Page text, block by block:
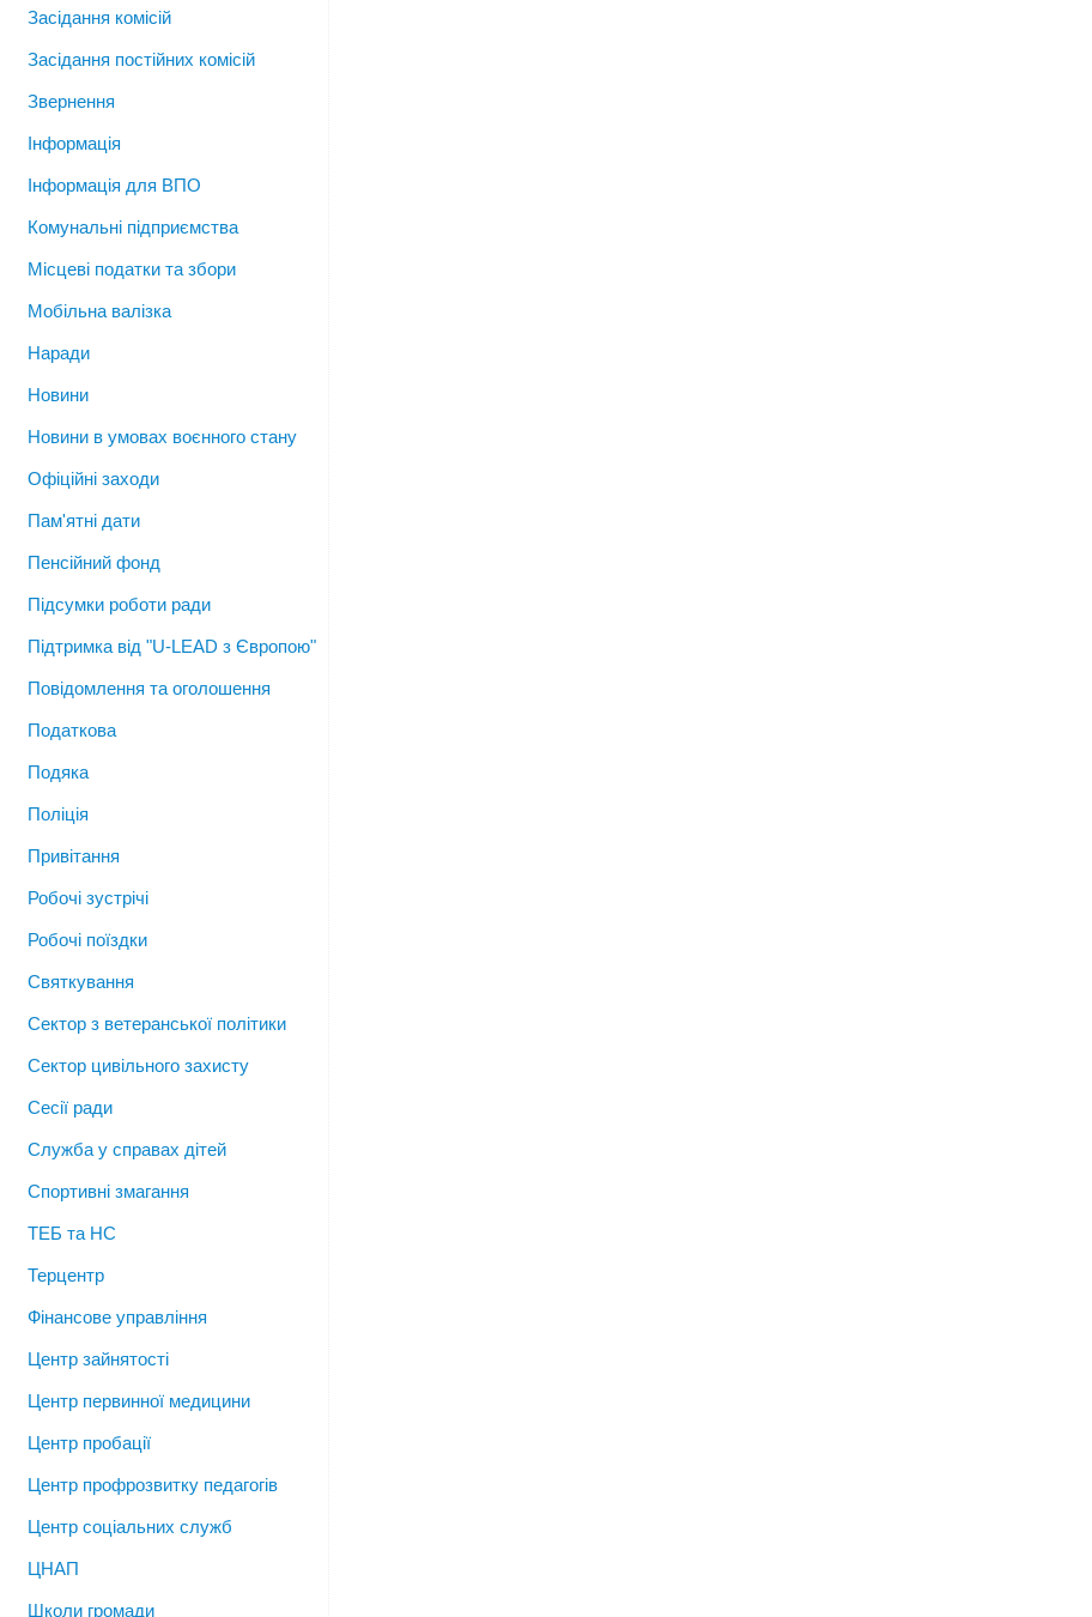
Засідання комісій
Засідання постійних комісій
Звернення
Інформація
Інформація для ВПО
Комунальні підприємства
Місцеві податки та збори
Мобільна валізка
Наради
Новини
Новини в умовах воєнного стану
Офіційні заходи
Пам'ятні дати
Пенсійний фонд
Підсумки роботи ради
Підтримка від "U-LEAD з Європою"
Повідомлення та оголошення
Податкова
Подяка
Поліція
Привітання
Робочі зустрічі
Робочі поїздки
Святкування
Сектор з ветеранської політики
Сектор цивільного захисту
Сесії ради
Служба у справах дітей
Спортивні змагання
ТЕБ та НС
Терцентр
Фінансове управління
Центр зайнятості
Центр первинної медицини
Центр пробації
Центр профрозвитку педагогів
Центр соціальних служб
ЦНАП
Школи громади